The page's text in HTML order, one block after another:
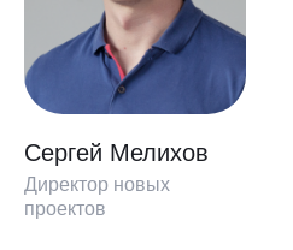
Сергей Мелихов
Директор новых
проектов